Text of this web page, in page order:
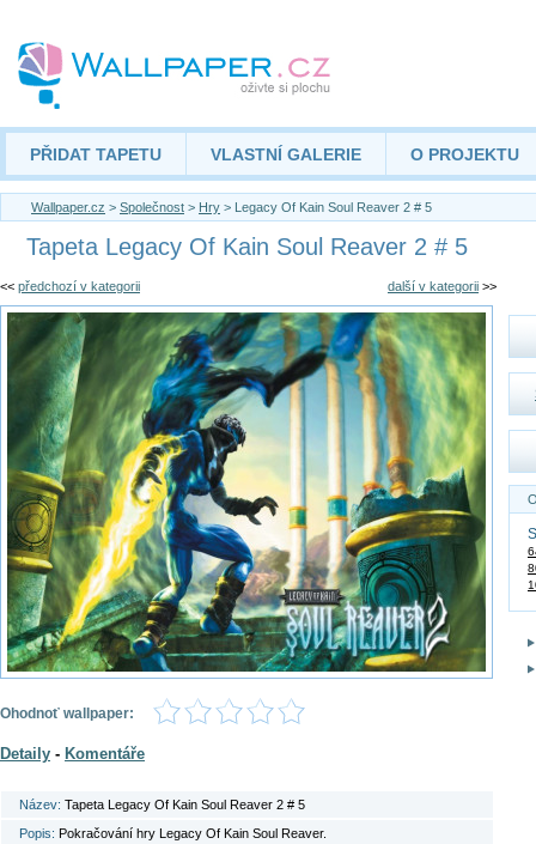
PŘIDAT TAPETU VLASTNÍ GALERIE O PROJEKTU
Wallpaper.cz > Společnost > Hry > Legacy Of Kain Soul Reaver 2 # 5
Tapeta Legacy Of Kain Soul Reaver 2 # 5
<< předchozí v kategorii další v kategorii >>
Ohodnoť wallpaper:
Detaily - Komentáře
Název: Tapeta Legacy Of Kain Soul Reaver 2 # 5
Popis: Pokračování hry Legacy Of Kain Soul Reaver.